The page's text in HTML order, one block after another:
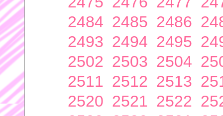
2484 2485 2486
2493 2494 2495
2502 2503 2504
2511 2512 2513
2520 2521 2522